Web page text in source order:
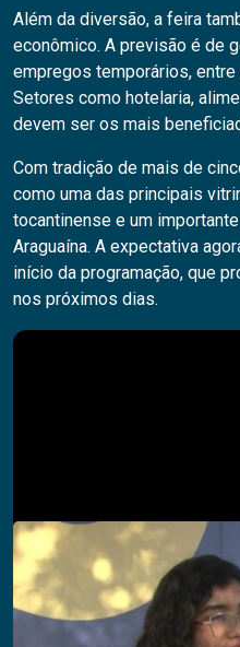
Além da diversão, a feira
econômico. A previsão é de
empregos temporários,
Setores como hotelaria,
devem ser os mais
Com tradição de mais de
como uma das principais
tocantinense e um
Araguaína. A expectativa
início da programação, que
nos próximos dias.